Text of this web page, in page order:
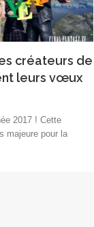
créateurs de
leurs vœux
2017 ! Cette
majeure pour la